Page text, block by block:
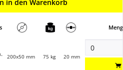
in den Warenkorb
200x50 mm 75 kg 20 mm